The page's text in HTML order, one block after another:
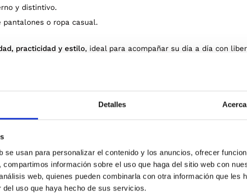
Detalles
se usan para personalizar el contenido y los anuncios, ofrecer
información sobre el uso que haga del sitio web con
web, quienes pueden combinarla con otra información que les
del uso que haya hecho de sus servicios.
y distintivo.
o ropa casual.
practicidad y estilo, ideal para acompañar su día a día con
Blanco